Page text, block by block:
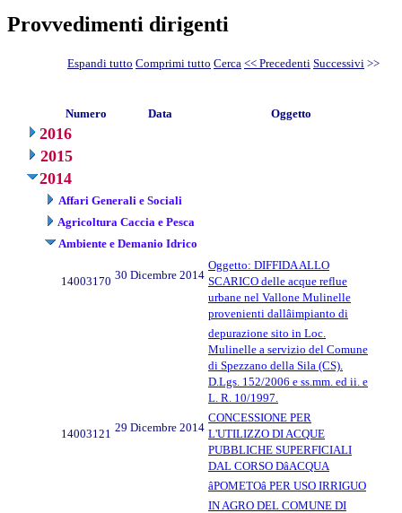
Provvedimenti dirigenti
Espandi tutto Comprimi tutto Cerca << Precedenti Successivi >>
Numero Data Oggetto
2016
2015
2014
Affari Generali e Sociali
Agricoltura Caccia e Pesca
Ambiente e Demanio Idrico
14003170 30 Dicembre 2014
Oggetto: DIFFIDA ALLO
SCARICO delle acque reflue
urbane nel Vallone Mulinelle
provenienti dallâimpianto di
depurazione sito in Loc.
Mulinelle a servizio del Comune
di Spezzano della Sila (CS).
D.Lgs. 152/2006 e ss.mm. ed ii. e
L. R. 10/1997.
14003121 29 Dicembre 2014
CONCESSIONE PER
L'UTILIZZO DI ACQUE
PUBBLICHE SUPERFICIALI
DAL CORSO DâACQUA
âPOMETOâ PER USO IRRIGUO
IN AGRO DEL COMUNE DI